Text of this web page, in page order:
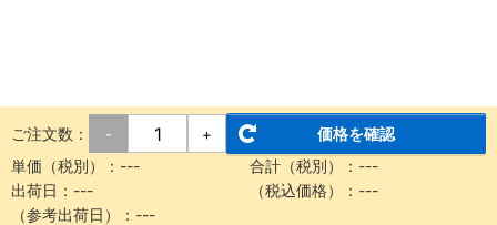
ご注文数： - +
価格を確認
単価（税別）： --- 合計（税別）： ---
出荷日： --- （税込価格）： ---
（参考出荷日）： ---